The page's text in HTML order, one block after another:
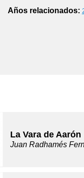
Años relacionados:
La Vara de Aarón
Juan Radhamés